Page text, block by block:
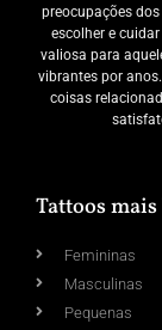
preocupações
escolher e
valiosa para
vibrantes por
coisas
Tattoos mais
Femininas
Masculinas
Pequenas